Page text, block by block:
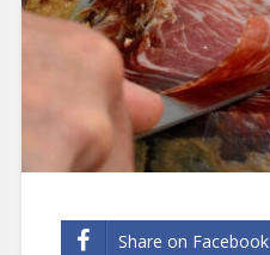
Share on Facebook